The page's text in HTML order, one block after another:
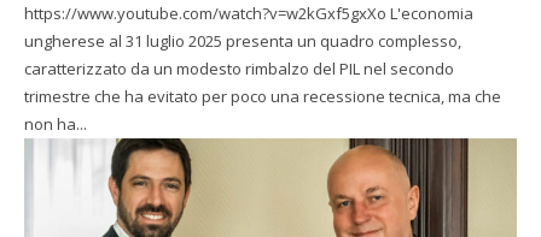
https://www.youtube.com/watch?v=w2kGxf5gxXo L'economia
ungherese al 31 luglio 2025 presenta un quadro complesso,
caratterizzato da un modesto rimbalzo del PIL nel secondo
trimestre che ha evitato per poco una recessione tecnica, ma che
non ha...